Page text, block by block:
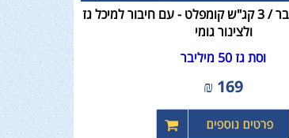
ווסת גז 50 מיליבר / 3 קג"ש קומפלט - עם חיבור למיכל גז
ולצינור גומי
וסת גז 50 מיליבר
169
₪